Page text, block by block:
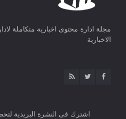
مجلة ادارة محتوى اخبارية متكاملة
الاخبارية
اشترك فى النشرة البريدية